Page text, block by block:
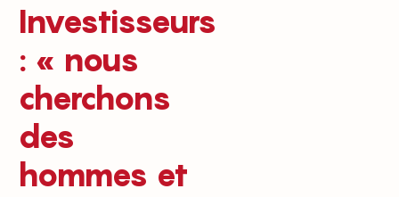
Investisseurs
: « nous
cherchons
des
hommes et